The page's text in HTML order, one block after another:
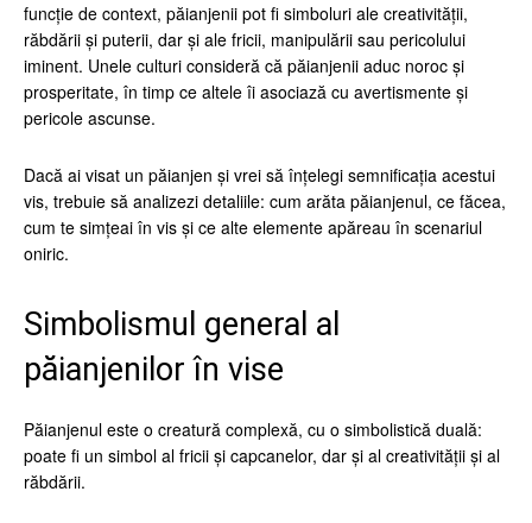
funcție de context, păianjenii pot fi simboluri ale creativității,
răbdării și puterii, dar și ale fricii, manipulării sau pericolului
iminent. Unele culturi consideră că păianjenii aduc noroc și
prosperitate, în timp ce altele îi asociază cu avertismente și
pericole ascunse.
Dacă ai visat un păianjen și vrei să înțelegi semnificația acestui
vis, trebuie să analizezi detaliile: cum arăta păianjenul, ce făcea,
cum te simțeai în vis și ce alte elemente apăreau în scenariul
oniric.
Simbolismul general al
păianjenilor în vise
Păianjenul este o creatură complexă, cu o simbolistică duală:
poate fi un simbol al fricii și capcanelor, dar și al creativității și al
răbdării.